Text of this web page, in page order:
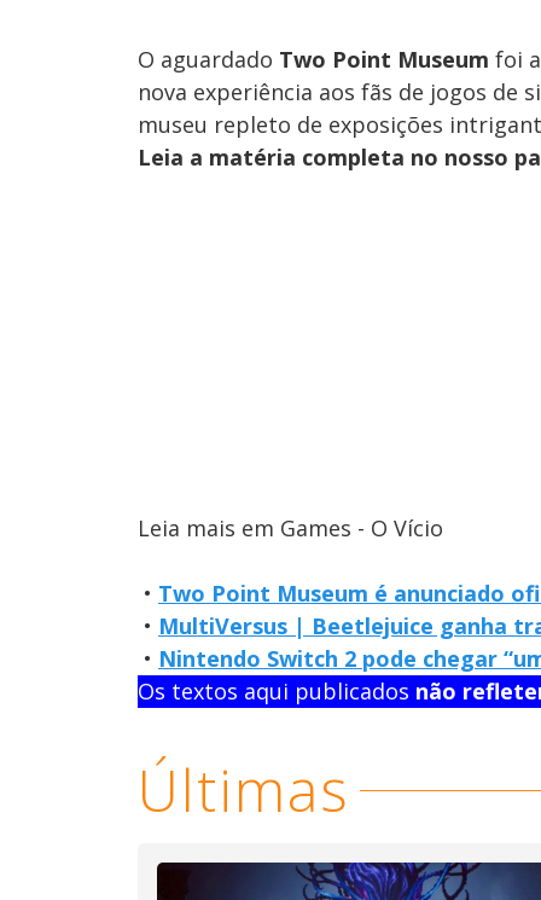
O aguardado Two Point Museum foi
nova experiência aos fãs de jogos de
museu repleto de exposições
Leia a matéria completa no nosso
Leia mais em Games - O Vício
• Two Point Museum é anunciado
• MultiVersus | Beetlejuice ganha
• Nintendo Switch 2 pode chegar
Os textos aqui publicados não
Últimas